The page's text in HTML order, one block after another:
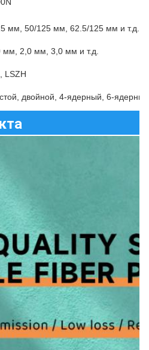
мм, 50/125 мм, 62.5/125 мм и т.д.
мм, 2,0 мм, 3,0 мм и т.д.
LSZH
двойной, 4-ядерный, 6-